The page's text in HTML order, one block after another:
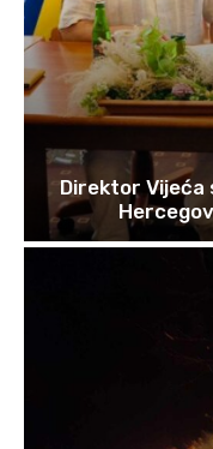
Direktor Vijeća